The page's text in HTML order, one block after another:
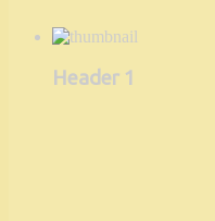
Header 1